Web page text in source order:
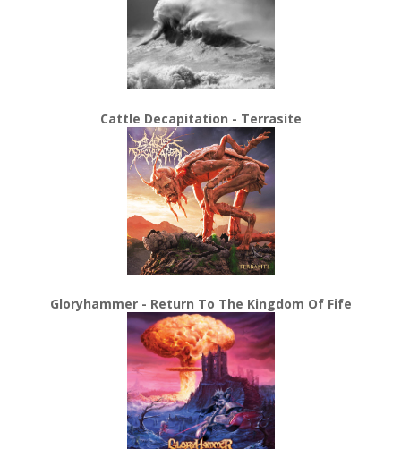
Cattle Decapitation - Terrasite
Gloryhammer - Return To The Kingdom Of Fife